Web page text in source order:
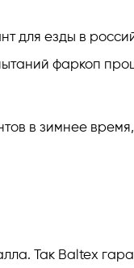
для езды в
фаркоп
в зимнее
Так Baltex